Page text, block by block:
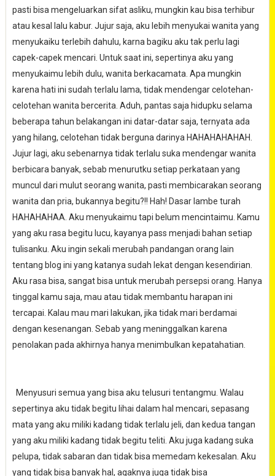
pasti bisa mengeluarkan sifat asliku, mungkin kau bisa terhibur
atau kesal lalu kabur. Jujur saja, aku lebih menyukai wanita yang
menyukaiku terlebih dahulu, karna bagiku aku tak perlu lagi
capek-capek mencari. Untuk saat ini, sepertinya aku yang
menyukaimu lebih dulu, wanita berkacamata. Apa mungkin
karena hati ini sudah terlalu lama, tidak mendengar celotehan-
celotehan wanita bercerita. Aduh, pantas saja hidupku selama
beberapa tahun belakangan ini datar-datar saja, ternyata ada
yang hilang, celotehan tidak berguna darinya HAHAHAHAHAH.
Jujur lagi, aku sebenarnya tidak terlalu suka mendengar wanita
berbicara banyak, sebab menurutku setiap perkataan yang
muncul dari mulut seorang wanita, pasti membicarakan seorang
wanita dan pria, bukannya begitu?!! Hah! Dasar lambe turah
HAHAHAHAA. Aku menyukaimu tapi belum mencintaimu. Kamu
yang aku rasa begitu lucu, kayanya pass menjadi bahan setiap
tulisanku. Aku ingin sekali merubah pandangan orang lain
tentang blog ini yang katanya sudah lekat dengan kesendirian.
Aku rasa bisa, sangat bisa untuk merubah persepsi orang. Hanya
tinggal kamu saja, mau atau tidak membantu harapan ini
tercapai. Kalau mau mari lakukan, jika tidak mari berdamai
dengan kesenangan. Sebab yang meninggalkan karena
penolakan pada akhirnya hanya menimbulkan kepatahatian.
Menyusuri semua yang bisa aku telusuri tentangmu. Walau
sepertinya aku tidak begitu lihai dalam hal mencari, sepasang
mata yang aku miliki kadang tidak terlalu jeli, dan kedua tangan
yang aku miliki kadang tidak begitu teliti. Aku juga kadang suka
pelupa, tidak sabaran dan tidak bisa memedam kekesalan. Aku
yang tidak bisa banyak hal, agaknya juga tidak bisa